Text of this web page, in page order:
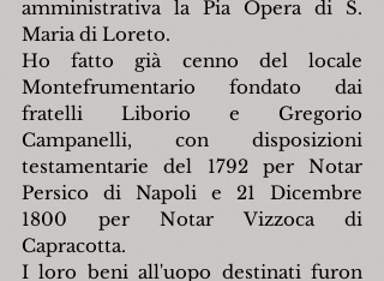
amministrativa la Pia Opera di S.
Maria di Loreto.
Ho fatto già cenno del locale
Montefrumentario fondato dai
fratelli Liborio e Gregorio
Campanelli, con disposizioni
testamentarie del 1792 per Notar
Persico di Napoli e 21 Dicembre
1800 per Notar Vizzoca di
Capracotta.
I loro beni all'uopo destinati furon